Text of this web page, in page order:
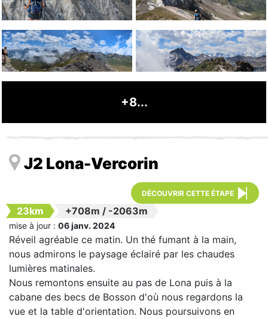
+8...
J2 Lona-Vercorin
DÉCOUVRIR CETTE ÉTAPE
23km +708m / -2063m
mise à jour : 06 janv. 2024
Réveil agréable ce matin. Un thé fumant à la main,
nous admirons le paysage éclairé par les chaudes
lumières matinales.
Nous remontons ensuite au pas de Lona puis à la
cabane des becs de Bosson d'où nous regardons la
vue et la table d'orientation. Nous poursuivons en